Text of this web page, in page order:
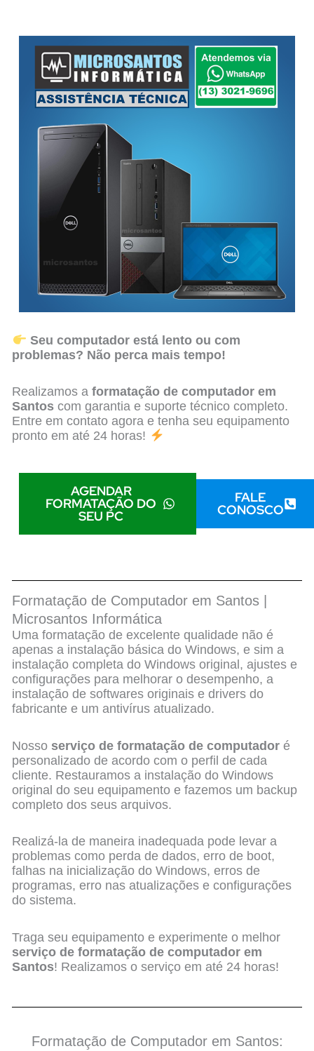
Seu computador está lento ou com
problemas? Não perca mais tempo!
Realizamos aformatação de computador em
Santos com garantia e suporte técnico completo.
Entre em contato agora e tenha seu equipamento
pronto em até 24 horas!
AGENDAR
FORMATAÇÃO DO
SEU PC
FALE
CONOSCO
Formatação de Computador em Santos |
Microsantos Informática
Uma formatação de excelente qualidade não é
apenas a instalação básica do Windows, e sim a
instalação completa do Windows original, ajustes e
configurações para melhorar o desempenho, a
instalação de softwares originais e drivers do
fabricante e um antivírus atualizado.
Nosso serviço de formatação de computador é
personalizado de acordo com o perfil de cada
cliente. Restauramos a instalação do Windows
original do seu equipamento e fazemos um backup
completo dos seus arquivos.
Realizá-la de maneira inadequada pode levar a
problemas como perda de dados, erro de boot,
falhas na inicialização do Windows, erros de
programas, erro nas atualizações e configurações
do sistema.
Traga seu equipamento e experimente o melhor
serviço de formatação de computador em
Santos! Realizamos o serviço em até 24 horas!
Formatação de Computador em Santos: